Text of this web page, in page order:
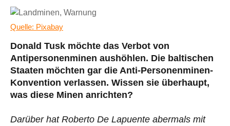
Quelle: Pixabay
Donald Tusk möchte das Verbot von
Antipersonenminen aushöhlen. Die baltischen
Staaten möchten gar die Anti-Personenminen-
Konvention verlassen. Wissen sie überhaupt,
was diese Minen anrichten?
Darüber hat Roberto De Lapuente abermals mit